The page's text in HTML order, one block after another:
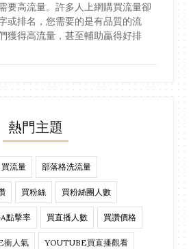
要高流量。許多人上網購買流量卻
或排名，您需要的是有品質的流
獲得高流量，甚至輔助贏得好排
熱門主題
買流量 部落格洗流量
買粉絲 買粉絲團人數
點擊率 買直播人數 買讚價格
衝人氣 YOUTUBE買直播觀看